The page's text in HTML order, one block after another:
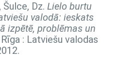
Šulce, Dz. Lielo burtu
valodā: ieskats
izpētē, problēmas un
Rīga : Latviešu valodas